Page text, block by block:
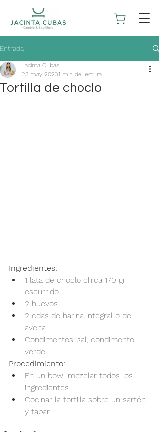
Entrada
Tortilla de choclo
Jacinta Cubas
23 may 20231 min de lectura
Ingredientes:
1 lata de choclo chica 170 gr
escurrido.
2 huevos.
2 cdas de harina integral o de
avena.
Condimentos: sal, condimento
verde.
Procedimiento:
En un bowl mezclar todos los
ingredientes.
Cocinar la tortilla sobre un sartén
y tapar.